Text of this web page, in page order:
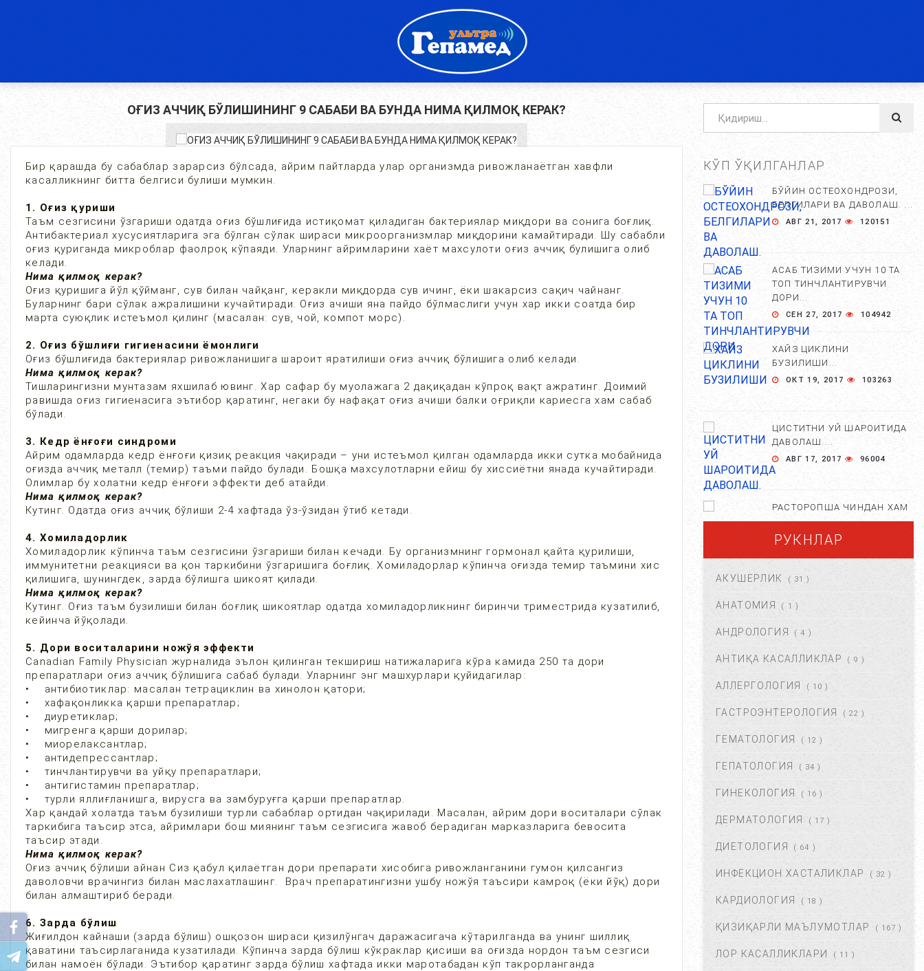
ОҒИЗ АЧЧИҚ БЎЛИШИНИНГ 9 САБАБИ ВА БУНДА НИМА ҚИЛМОҚ КЕРАК?
Бир қарашда бу сабаблар зарарсиз бўлсада, айрим пайтларда улар организмда ривожланаётган хавфли
касалликнинг битта белгиси булиши мумкин.
1. Оғиз қуриши
Таъм сезгисини ўзгариши одатда оғиз бўшлиғида истиқомат қиладиган бактериялар миқдори ва сонига боғлиқ.
Антибактериал хусусиятларига эга бўлган сўлак шираси микроорганизмлар миқдорини камайтиради. Шу сабабли
оғиз қуриганда микроблар фаолроқ кўпаяди. Уларнинг айримларини хаёт махсулоти оғиз аччиқ булишига олиб
келади.
Нима қилмоқ керак?
Оғиз қуришига йўл қўйманг, сув билан чайқанг, керакли миқдорда сув ичинг, ёки шакарсиз сақич чайнанг.
Буларнинг бари сўлак ажралишини кучайтиради. Оғиз ачиши яна пайдо бўлмаслиги учун хар икки соатда бир
марта суюқлик истеъмол қилинг (масалан: сув, чой, компот морс).
2. Оғиз бўшлиғи гигиенасини ёмонлиги
Оғиз бўшлиғида бактериялар ривожланишига шароит яратилиши оғиз аччиқ бўлишига олиб келади.
Нима қилмоқ керак?
Тишларингизни мунтазам яхшилаб ювинг. Хар сафар бу муолажага 2 дақиқадан кўпроқ вақт ажратинг. Доимий
равишда оғиз гигиенасига эътибор қаратинг, негаки бу нафақат оғиз ачиши балки оғриқли кариесга хам сабаб
бўлади.
3. Кедр ёнғоғи синдроми
Айрим одамларда кедр ёнғоғи қизиқ реакция чақиради – уни истеъмол қилган одамларда икки сутка мобайнида
оғизда аччиқ металл (темир) таъми пайдо булади. Бошқа махсулотларни ейиш бу хиссиётни янада кучайтиради.
Олимлар бу холатни кедр ёнғоғи эффекти деб атайди.
Нима қилмоқ керак?
Кутинг. Одатда оғиз аччиқ бўлиши 2-4 хафтада ўз-ўзидан ўтиб кетади.
4. Хомиладорлик
Хомиладорлик кўпинча таъм сезгисини ўзгариши билан кечади. Бу организмнинг гормонал қайта қурилиши,
иммунитетни реакцияси ва қон таркибини ўзгаришига боғлиқ. Хомиладорлар кўпинча оғизда темир таъмини хис
қилишига, шунингдек, зарда бўлишга шикоят қилади.
Нима қилмоқ керак?
Кутинг. Оғиз таъм бузилиши билан боғлиқ шикоятлар одатда хомиладорликнинг биринчи триместрида кузатилиб,
кейинча йўқолади.
5. Дори воситаларини ножўя эффекти
Canadian Family Physician журналида эълон қилинган текшириш натижаларига кўра камида 250 та дори
препаратлари оғиз аччиқ бўлишига сабаб булади. Уларнинг энг машхурлари қуйидагилар:
• антибиотиклар: масалан тетрациклин ва хинолон қатори;
• хафақонликка қарши препаратлар;
• диуретиклар;
• мигренга қарши дорилар;
• миорелаксантлар;
• антидепрессантлар;
• тинчлантирувчи ва уйқу препаратлари;
• антигистамин препаратлар;
• турли яллиғланишга, вирусга ва замбуруғга қарши препаратлар.
Хар қандай холатда таъм бузилиши турли сабаблар ортидан чақирилади. Масалан, айрим дори воситалари сўлак
таркибига таъсир этса, айримлари бош миянинг таъм сезгисига жавоб берадиган марказларига бевосита
таъсир этади.
Нима қилмоқ керак?
Оғиз аччиқ бўлиши айнан Сиз қабул қилаётган дори препарати хисобига ривожланганини гумон қилсангиз
даволовчи врачингиз билан маслахатлашинг. Врач препаратингизни ушбу ножўя таъсири камроқ (ёки йўқ) дори
билан алмаштириб беради.
6. Зарда бўлиш
Жиғилдон кайнаши (зарда бўлиш) ошқозон шираси қизилўнгач даражасигача кўтарилганда ва унинг шиллиқ
қаватини таъсирлаганида кузатилади. Кўпинча зарда бўлиш кўкраклар қисиши ва оғизда нордон таъм сезгиси
билан намоён бўлади. Эътибор қаратинг зарда бўлиш хафтада икки маротабадан кўп такрорланганда
КЎП ЎҚИЛГАНЛАР
БЎЙИН ОСТЕОХОНДРОЗИ,
БЕЛГИЛАРИ ВА ДАВОЛАШ. ...
АВГ 21, 2017 120151
АСАБ ТИЗИМИ УЧУН 10 ТА
ТОП ТИНЧЛАНТИРУВЧИ
ДОРИ...
СЕН 27, 2017 104942
ХАЙЗ ЦИКЛИНИ
БУЗИЛИШИ...
ОКТ 19, 2017 103263
ЦИСТИТНИ УЙ ШАРОИТИДА
ДАВОЛАШ....
АВГ 17, 2017 96004
РАСТОРОПША ЧИНДАН ХАМ
ФОЙДАЛИМИ?...
АПР 25, 2021
ХОМИЛА ЖИНСИНИ
АНИҚЛАШНИНГ
НОСТАНДАРТ УСУЛЛАРИ....
АВГ 22, 2017
ХОМИЛА МУДДАТИНИ
АНИҚЛАШНИНГ ҚАНДАЙ
УСУЛЛАР БОР?...
АВГ 22, 2017 77428
ЧАП ҚОРИН СОХАСИ НИМА
БОШ МИЯ САРАТОНИНИ
НОЯ 24, 2017
БОШ ОҒРИШИ. УНИНГ
ФЕВ 06, 2018 59834
РУКНЛАР
АКУШЕРЛИК ( 31 )
АНАТОМИЯ ( 1 )
АНДРОЛОГИЯ ( 4 )
АНТИҚА КАСАЛЛИКЛАР ( 9 )
АЛЛЕРГОЛОГИЯ ( 10 )
ГАСТРОЭНТЕРОЛОГИЯ ( 22 )
ГЕМАТОЛОГИЯ ( 12 )
ГЕПАТОЛОГИЯ ( 34 )
ГИНЕКОЛОГИЯ ( 16 )
ДЕРМАТОЛОГИЯ ( 17 )
ДИЕТОЛОГИЯ ( 64 )
ИНФЕКЦИОН ХАСТАЛИКЛАР ( 32 )
КАРДИОЛОГИЯ ( 18 )
ҚИЗИҚАРЛИ МАЪЛУМОТЛАР ( 167 )
ЛОР КАСАЛЛИКЛАРИ ( 11 )